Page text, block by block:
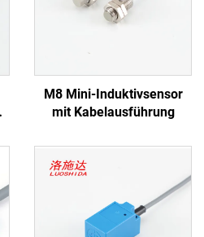
M8 Mini-Induktivsensor
mit Kabelausführung